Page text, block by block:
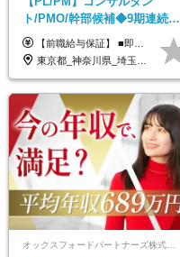
ト/PMO/幹部候補◆9期連続大
幅増益！10期目の成長＋安定
性【前給保証】
【前職給与保証】 ■即戦力（経験目安5年以上）： 月給45万円～80万円 ■経験者（経験目安3年以上）： 月給40万円～60万円 ■ローキャリア（経験目安1年程度）： 月給35万円～40万円 ■未経験者： 月給30万円～35万円 ※上記金額には固定残業代30時間分 【未経験者5万5000円～7万3000円、 ローキャリア6万4000円～7万3000円、 経験者5万8000円～10万9000円、 即戦力8万2000円～14万5000円】を含みます。 ※30時間を超える場合は追加で全額支給します。 ※経験・能力・前職給与などを総合的に評価したうえでご納得いただけるよう個別決定。 未経験者の場合、前職給与とポテンシャルを査定のうえ決定いたします。 ※日本国内でのIT業界経験、または同等の実務経験と能力に応じて決定します。 ※前職給与は日本円かつ、日本国内での実績に基づき評価します。 【納得の評価システム】 ★クォーター毎に査定する評価制度導入！ 明確な評価基準で翌年度年収を上げましょう！ ★評価対象期間に在籍中のほとんどの社員が昇給し 年収アップを実現しています！ ★様々なインセンティブ制度を用意し多角的に正当評価しています！ ※試用期間6カ月（期間中の待遇等に差異なし）
東京都_神奈川県_埼玉県_千葉県
オックスフォードパートナーズ株式会社